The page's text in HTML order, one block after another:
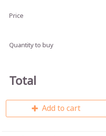
Price
Quantity to buy
Total
Add to cart